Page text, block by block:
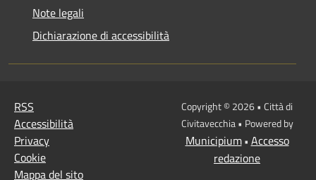
Note legali
Dichiarazione di accessibilità
RSS
Accessibilità
Privacy
Cookie
Mappa del sito
Copyright © 2026 • Città di
Civitavecchia • Powered by
Municipium• Accesso
redazione